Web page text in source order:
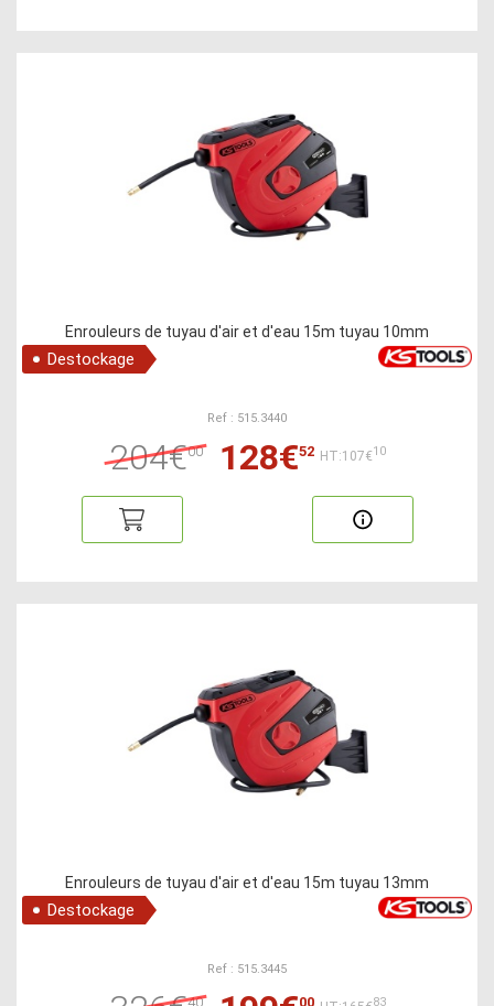
Enrouleurs de tuyau d'air et d'eau 15m tuyau 10mm
Destockage
Ref : 515.3440
204€00 128€52 HT:107€10
Enrouleurs de tuyau d'air et d'eau 15m tuyau 13mm
Destockage
Ref : 515.3445
40 00 83